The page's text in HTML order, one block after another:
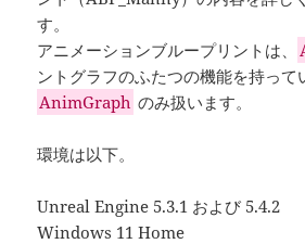
す。
アニメーションブループリントは、
ントグラフのふたつの機能を持って
AnimGraph のみ扱います。
環境は以下。
Unreal Engine 5.3.1 および 5.4.2
Windows 11 Home